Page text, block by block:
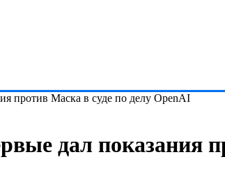
против Маска в суде по делу OpenAI
дал показания